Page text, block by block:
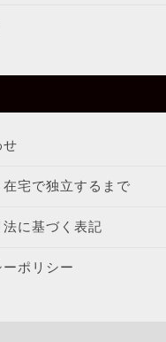
せ
宅で独立するまで
に基づく表記
ポリシー